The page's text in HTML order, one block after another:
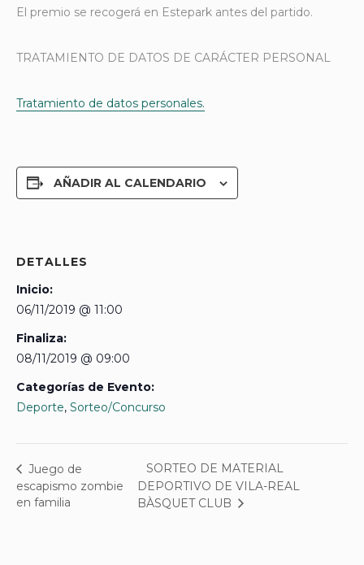
El premio se recogerá en Estepark antes del partido.
TRATAMIENTO DE DATOS DE CARÁCTER PERSONAL
Tratamiento de datos personales.
AÑADIR AL CALENDARIO
DETALLES
Inicio:
06/11/2019 @ 11:00
Finaliza:
08/11/2019 @ 09:00
Categorías de Evento:
Deporte, Sorteo/Concurso
Juego de
escapismo zombie
en familia
SORTEO DE MATERIAL
DEPORTIVO DE VILA-REAL
BÀSQUET CLUB